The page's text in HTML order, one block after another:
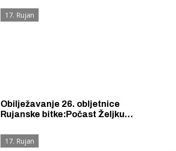
"Tigrovi", 2. brigade HV-a
"Gromovi" 153. brigade HV-a i
17. Rujan
Obilježavanje 26. obljetnice
Rujanske bitke:Počast Željku
Šibenik
17. Rujan